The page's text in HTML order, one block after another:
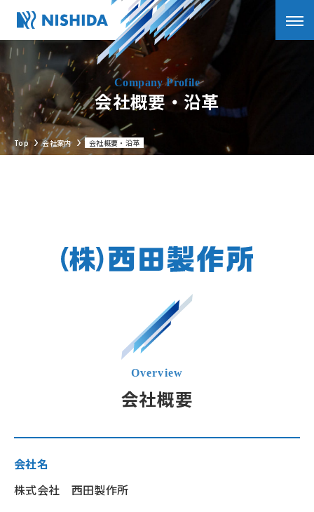
会社概要・沿革
Top 会社案内 会社概要・沿革
会社概要
会社名
株式会社 西田製作所